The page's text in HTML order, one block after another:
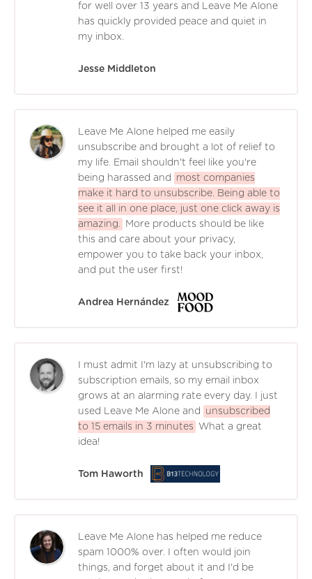
for well over 13 years and Leave Me Alone
has quickly provided peace and quiet in
my inbox.
Jesse Middleton
Leave Me Alone helped me easily
unsubscribe and brought a lot of relief to
my life. Email shouldn't feel like you're
being harassed and
most companies
make it hard to unsubscribe. Being able to
see it all in one place, just one click away is
amazing.
More products should be like
this and care about your privacy,
empower you to take back your inbox,
and put the user first!
Andrea Hernández
I must admit I'm lazy at unsubscribing to
subscription emails, so my email inbox
grows at an alarming rate every day. I just
used Leave Me Alone and
unsubscribed
to 15 emails in 3 minutes
What a great
idea!
Tom Haworth
Leave Me Alone has helped me reduce
spam 1000% over. I often would join
things, and forget about it and I'd be